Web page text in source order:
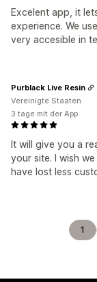
Excelent app, it
experience. We
very accesible in
It will give you a
your site. I wish
have lost less
Purblack Live Resin
Vereinigte Staaten
3 tage mit der App
1